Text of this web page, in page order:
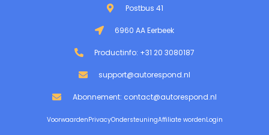
Postbus 41
6960 AA Eerbeek
Productinfo: +31 20 3080187
support@autorespond.nl
Abonnement: contact@autorespond.nl
VoorwaardenPrivacyOndersteuningAffiliate wordenLogin